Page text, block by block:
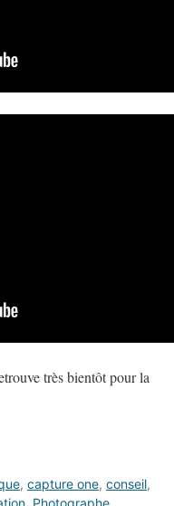
très bientôt pour la
, capture one, conseil,